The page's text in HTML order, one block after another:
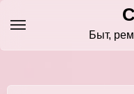
содержимому
Быт,